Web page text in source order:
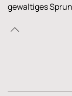
gewaltiges